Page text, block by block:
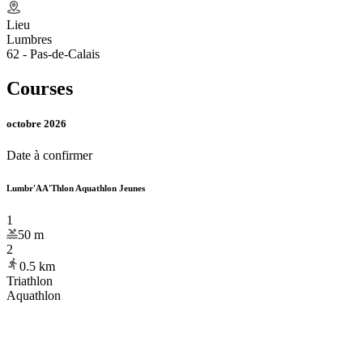
Lieu
Lumbres
62 - Pas-de-Calais
Courses
octobre 2026
Date à confirmer
Lumbr'AA'Thlon Aquathlon Jeunes
1
50 m
2
0.5 km
Triathlon
Aquathlon